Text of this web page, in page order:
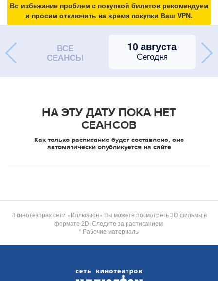
Во избежание проблем с покупкой билетов рекомендуем
и просим отключить на время покупки Ваш VPN.
ВСЕ
СЕАНСЫ
10 августа
Сегодня
НА ЭТУ ДАТУ ПОКА НЕТ
СЕАНСОВ
Как только расписание будет составлено, оно
автоматически опубликуется на сайте
В кинотеатрах сети «Иллюзион» Вы можете посмотреть 3D фильмы в
формате 2D. Следите за расписанием.
* Рабочие материалы